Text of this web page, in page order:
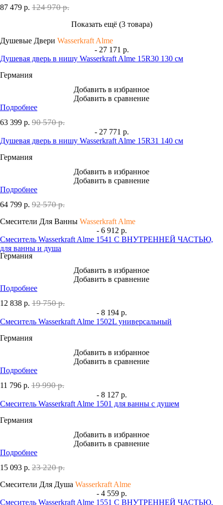
87 479 р. 124 970 р.
Показать ещё (3 товара)
Душевые Двери Wasserkraft Alme
- 27 171 р.
Душевая дверь в нишу Wasserkraft Alme 15R30 130 см
Германия
Добавить в избранное
Добавить в сравнение
Подробнее
63 399 р. 90 570 р.
- 27 771 р.
Душевая дверь в нишу Wasserkraft Alme 15R31 140 см
Германия
Добавить в избранное
Добавить в сравнение
Подробнее
64 799 р. 92 570 р.
Смесители Для Ванны Wasserkraft Alme
- 6 912 р.
Смеситель Wasserkraft Alme 1541 С ВНУТРЕННЕЙ ЧАСТЬЮ,
для ванны и душа
Германия
Добавить в избранное
Добавить в сравнение
Подробнее
12 838 р. 19 750 р.
- 8 194 р.
Смеситель Wasserkraft Alme 1502L универсальный
Германия
Добавить в избранное
Добавить в сравнение
Подробнее
11 796 р. 19 990 р.
- 8 127 р.
Смеситель Wasserkraft Alme 1501 для ванны с душем
Германия
Добавить в избранное
Добавить в сравнение
Подробнее
15 093 р. 23 220 р.
Смесители Для Душа Wasserkraft Alme
- 4 559 р.
Смеситель Wasserkraft Alme 1551 С ВНУТРЕННЕЙ ЧАСТЬЮ,